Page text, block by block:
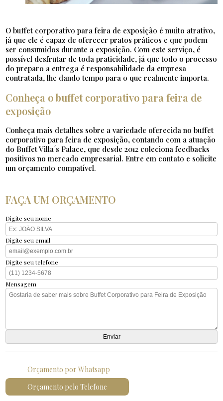
O buffet corporativo para feira de exposição é muito atrativo,
já que ele é capaz de oferecer pratos práticos e que podem
ser consumidos durante a exposição. Com este serviço, é
possível desfrutar de toda praticidade, já que todo o processo
do preparo a entrega é responsabilidade da empresa
contratada, lhe dando tempo para o que realmente importa.
Conheça o buffet corporativo para feira de
exposição
Conheça mais detalhes sobre a variedade oferecida no buffet
corporativo para feira de exposição, contando com a atuação
do Buffet Villa ́s Palace, que desde 2012 coleciona feedbacks
positivos no mercado empresarial. Entre em contato e solicite
um orçamento compatível.
FAÇA UM ORÇAMENTO
Digite seu nome
Digite seu email
Digite seu telefone
Mensagem
Orçamento por Whatsapp
Orçamento pelo Telefone